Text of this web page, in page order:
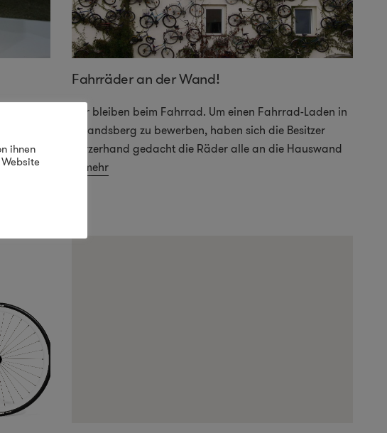
der
einem
Hilfe
Fahrräder an der Wand!
Wir bleiben beim Fahrrad. Um einen Fahrrad-Laden in
Altlandsberg zu bewerben, haben sich die Besitzer
kurzerhand gedacht die Räder alle an die Hauswand
mehr
ihnen